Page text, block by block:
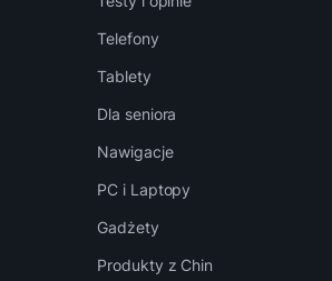
Telefony
Tablety
Dla seniora
Nawigacje
PC i Laptopy
Gadżety
Produkty z Chin